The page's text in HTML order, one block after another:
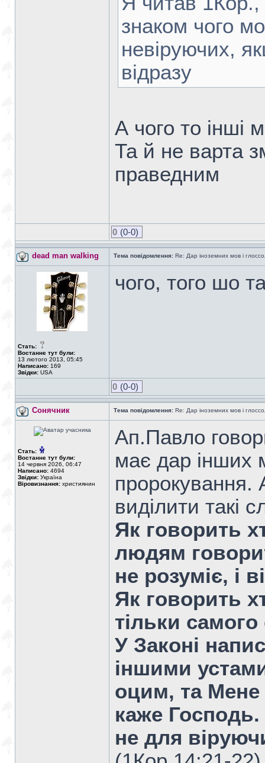
знаком чого
невіруючих,
відразу
А чого то інші
Та й не варта
праведним
0 (0-0)
dead man walking Тема повідомлення: Re: Дар іноземних мов і
Стать:
Востаннє тут були:
13 лютого 2013, 05:45
Написано: 169
Звідки: USA
чого, того шо
0 (0-0)
Сонячник Тема повідомлення: Re: Дар іноземних мов і
Стать:
Востаннє тут були:
14 червня 2026, 06:47
Написано: 4694
Звідки: Україна
Віровизнання: християнин
Ап.Павло
має дар інших
пророкування.
виділити такі
Як говорить
людям
не розуміє, і
Як говорить
тільки
У Законі
іншими
оцим, та Мене
каже
не для